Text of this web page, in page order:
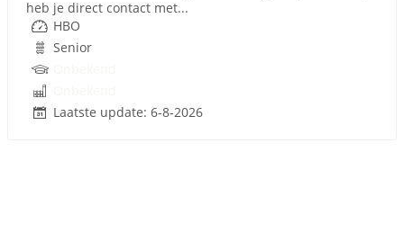
heb je direct contact met...
HBO
Senior
Laatste update: 6-8-2026